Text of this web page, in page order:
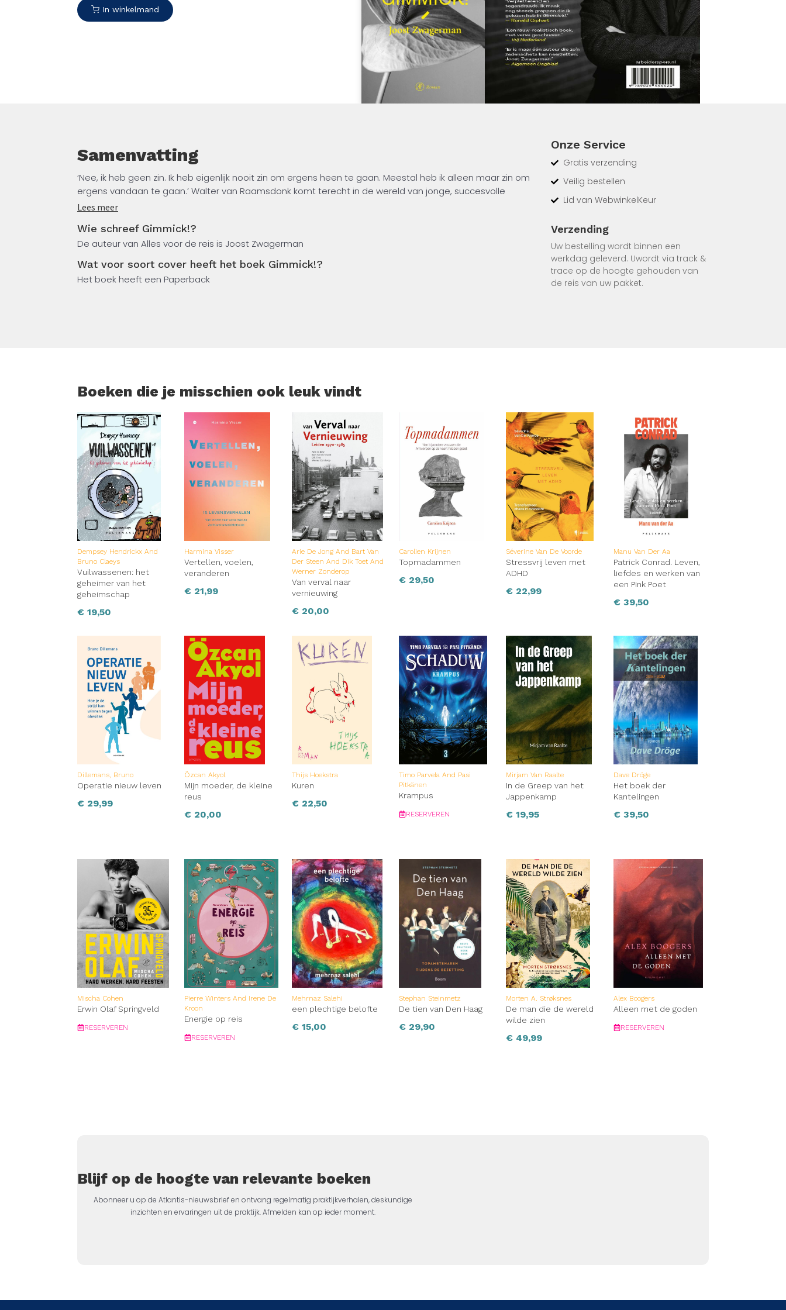
roman over de jaren 80-generatie. Ruim 250.000
exemplaren verkocht. ‘Verpletterend en tegendraads. Ik
In winkelmand
Samenvatting
‘Nee, ik heb geen zin. Ik heb eigenlijk nooit zin om ergens heen te gaan. Meestal heb ik alleen maar zin om
ergens vandaan te gaan.’ Walter van Raamsdonk komt terecht in de wereld van jonge, succesvolle
kunstenaars in Amsterdam.
Ze zijn voornamelijk gefixeerd op geld, seks en drugs – en o ja, heel af en toe maken ze ook nog wat kunst.
Gimmick! is dé roman over de jaren 80-generatie.
Ruim 250.000 exemplaren verkocht.
Lees meer
Wie schreef Gimmick!?
De auteur van Alles voor de reis is Joost Zwagerman
Wat voor soort cover heeft het boek Gimmick!?
Het boek heeft een Paperback
Onze Service
Gratis verzending
Veilig bestellen
Lid van WebwinkelKeur
Verzending
Uw bestelling wordt binnen een
werkdag geleverd. Uwordt via track &
trace op de hoogte gehouden van
de reis van uw pakket.
Boeken die je misschien ook leuk vindt
Dempsey Hendrickx And
Bruno Claeys
Vuilwassenen: het
geheimer van het
geheimschap
€ 19,50
Harmina Visser
Vertellen, voelen,
veranderen
€ 21,99
Arie De Jong And Bart Van
Der Steen And Dik Toet And
Werner Zonderop
Van verval naar
vernieuwing
€20,00
Carolien Krijnen
Topmadammen
€29,50
Séverine Van De Voorde
Stressvrij leven met
ADHD
€ 22,99
Manu Van Der Aa
Patrick Conrad. Leven,
liefdes en werken van
een Pink Poet
€39,50
Dillemans, Bruno
Operatie nieuw leven
€ 29,99
Özcan Akyol
Mijn moeder, de kleine
reus
€ 20,00
Thijs Hoekstra
Kuren
€22,50
Timo Parvela And Pasi
Pitkänen
Krampus
RESERVEREN
Mirjam Van Raalte
In de Greep van het
Jappenkamp
€ 19,95
Dave Dröge
Het boek der
Kantelingen
€39,50
Mischa Cohen
Erwin Olaf Springveld
RESERVEREN
Pierre Winters And Irene De
Kroon
Energie op reis
RESERVEREN
Mehrnaz Salehi
een plechtige belofte
€15,00
Stephan Steinmetz
De tien van Den Haag
€29,90
Morten A. Strøksnes
De man die de wereld
wilde zien
€ 49,99
Alex Boogers
Alleen met de goden
RESERVEREN
Blijf op de hoogte van relevante boeken
Abonneer u op de Atlantis-nieuwsbrief en ontvang regelmatig praktijkverhalen, deskundige
inzichten en ervaringen uit de praktijk. Afmelden kan op ieder moment.